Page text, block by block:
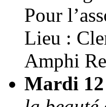
Pour
Lieu :
Amphi
Mardi 12